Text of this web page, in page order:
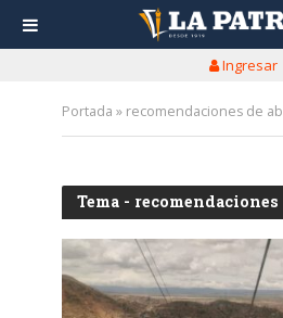
Ingresar
Portada » recomendaciones de
Tema -